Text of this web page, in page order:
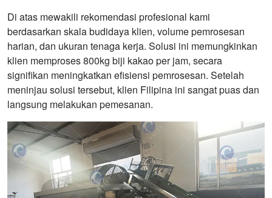
Di atas mewakili rekomendasi profesional kami
berdasarkan skala budidaya klien, volume pemrosesan
harian, dan ukuran tenaga kerja. Solusi ini memungkinkan
klien memproses 800kg biji kakao per jam, secara
signifikan meningkatkan efisiensi pemrosesan. Setelah
meninjau solusi tersebut, klien Filipina ini sangat puas dan
langsung melakukan pemesanan.